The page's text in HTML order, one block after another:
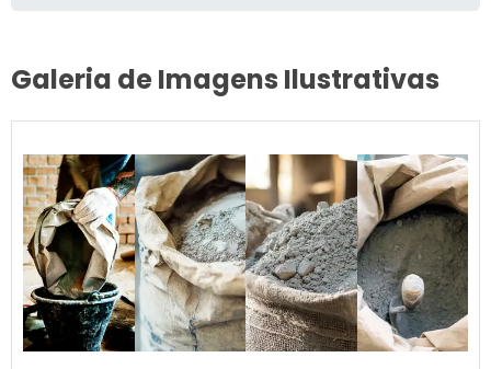
Galeria de Imagens Ilustrativas